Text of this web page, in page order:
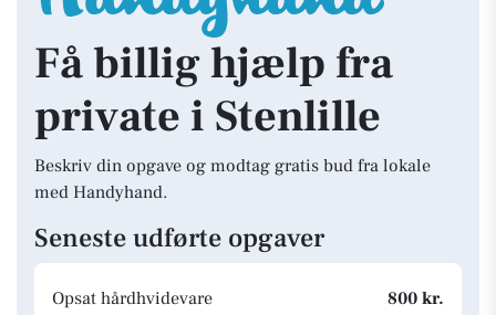
Få billig hjælp fra
private i Stenlille
Beskriv din opgave og modtag gratis bud fra lokale
med Handyhand.
Seneste udførte opgaver
Opsat hårdhvidevare 800 kr.